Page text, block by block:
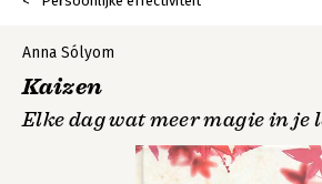
Anna Sólyom
Kaizen
Elke dag wat meer magie in je